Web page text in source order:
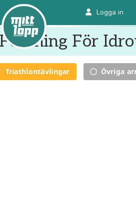
Logga in
För
Triathlontävlingar Övriga